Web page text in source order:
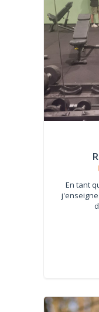
En tant